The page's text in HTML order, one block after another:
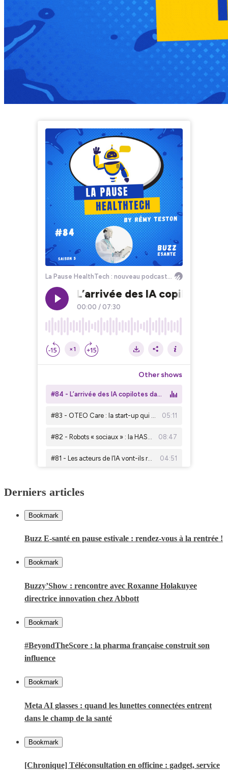
Derniers articles
Bookmark
Buzz E-santé en pause estivale : rendez-vous à la rentrée !
Bookmark
Buzzy’Show : rencontre avec Roxanne Holakuyee
directrice innovation chez Abbott
Bookmark
#BeyondTheScore : la pharma française construit son
influence
Bookmark
Meta AI glasses : quand les lunettes connectées entrent
dans le champ de la santé
Bookmark
[Chronique] Téléconsultation en officine : gadget, service